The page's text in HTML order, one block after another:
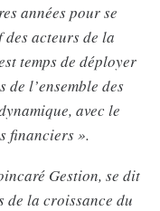
années pour se
acteurs de la
temps de déployer
de l’ensemble des
avec le
financiers ».
Gestion, se dit
de la croissance du